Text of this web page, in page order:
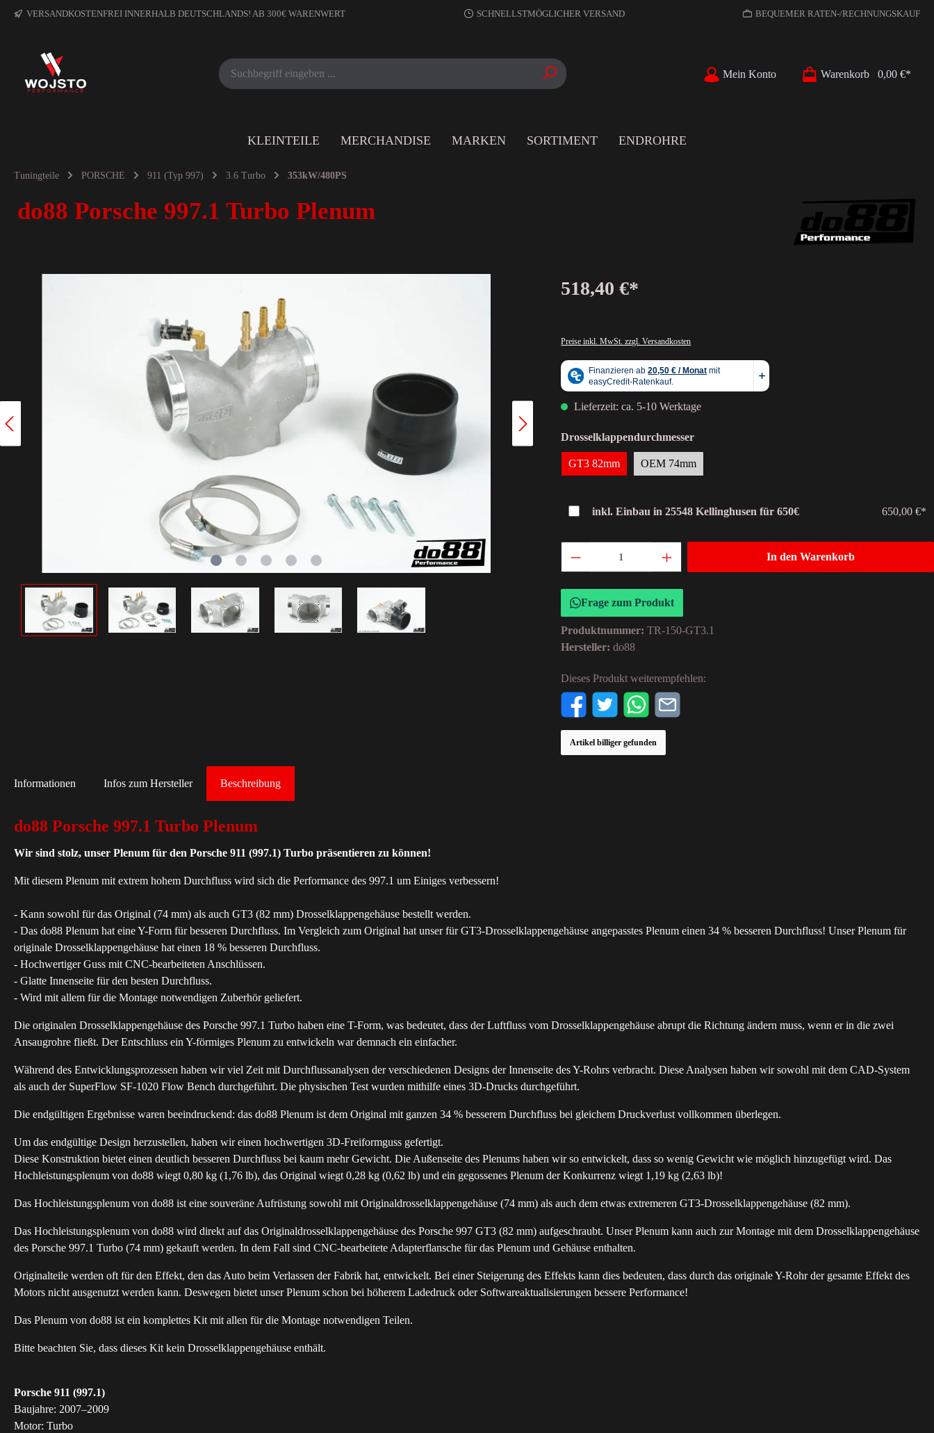
VERSANDKOSTENFREI INNERHALB DEUTSCHLANDS! AB 300€ WARENWERT SCHNELLSTMÖGLICHER VERSAND BEQUEMER RATEN-/RECHNUNGSKAUF
Mein Konto Warenkorb 0,00 €*
KLEINTEILE MERCHANDISE MARKEN SORTIMENT ENDROHRE
Tuningteile PORSCHE 911 (Typ 997) 3.6 Turbo 353kW/480PS
do88 Porsche 997.1 Turbo Plenum
518,40 €*
Preise inkl. MwSt. zzgl. Versandkosten
Lieferzeit: ca. 5-10 Werktage
Drosselklappendurchmesser
GT3 82mm OEM 74mm
inkl. Einbau in 25548 Kellinghusen für 650€ 650,00 €*
In den Warenkorb
Frage zum Produkt
Produktnummer:TR-150-GT3.1
Hersteller:do88
Dieses Produkt weiterempfehlen:
Artikel billiger gefunden
Beschreibung
Informationen Infos zum Hersteller
do88 Porsche 997.1 Turbo Plenum
Wir sind stolz, unser Plenum für den Porsche 911 (997.1) Turbo präsentieren zu können!
Mit diesem Plenum mit extrem hohem Durchfluss wird sich die Performance des 997.1 um Einiges verbessern!
- Kann sowohl für das Original (74 mm) als auch GT3 (82 mm) Drosselklappengehäuse bestellt werden.
- Das do88 Plenum hat eine Y-Form für besseren Durchfluss. Im Vergleich zum Original hat unser für GT3-Drosselklappengehäuse angepasstes Plenum einen 34 % besseren Durchfluss! Unser Plenum für
originale Drosselklappengehäuse hat einen 18 % besseren Durchfluss.
- Hochwertiger Guss mit CNC-bearbeiteten Anschlüssen.
- Glatte Innenseite für den besten Durchfluss.
- Wird mit allem für die Montage notwendigen Zuberhör geliefert.
Die originalen Drosselklappengehäuse des Porsche 997.1 Turbo haben eine T-Form, was bedeutet, dass der Luftfluss vom Drosselklappengehäuse abrupt die Richtung ändern muss, wenn er in die zwei
Ansaugrohre fließt. Der Entschluss ein Y-förmiges Plenum zu entwickeln war demnach ein einfacher.
Während des Entwicklungsprozessen haben wir viel Zeit mit Durchflussanalysen der verschiedenen Designs der Innenseite des Y-Rohrs verbracht. Diese Analysen haben wir sowohl mit dem CAD-System
als auch der SuperFlow SF-1020 Flow Bench durchgeführt. Die physischen Test wurden mithilfe eines 3D-Drucks durchgeführt.
Die endgültigen Ergebnisse waren beeindruckend: das do88 Plenum ist dem Original mit ganzen 34 % besserem Durchfluss bei gleichem Druckverlust vollkommen überlegen.
Um das endgültige Design herzustellen, haben wir einen hochwertigen 3D-Freiformguss gefertigt.
Diese Konstruktion bietet einen deutlich besseren Durchfluss bei kaum mehr Gewicht. Die Außenseite des Plenums haben wir so entwickelt, dass so wenig Gewicht wie möglich hinzugefügt wird. Das
Hochleistungsplenum von do88 wiegt 0,80 kg (1,76 lb), das Original wiegt 0,28 kg (0,62 lb) und ein gegossenes Plenum der Konkurrenz wiegt 1,19 kg (2,63 lb)!
Das Hochleistungsplenum von do88 ist eine souveräne Aufrüstung sowohl mit Originaldrosselklappengehäuse (74 mm) als auch dem etwas extremeren GT3-Drosselklappengehäuse (82 mm).
Das Hochleistungsplenum von do88 wird direkt auf das Originaldrosselklappengehäuse des Porsche 997 GT3 (82 mm) aufgeschraubt. Unser Plenum kann auch zur Montage mit dem Drosselklappengehäuse
des Porsche 997.1 Turbo (74 mm) gekauft werden. In dem Fall sind CNC-bearbeitete Adapterflansche für das Plenum und Gehäuse enthalten.
Originalteile werden oft für den Effekt, den das Auto beim Verlassen der Fabrik hat, entwickelt. Bei einer Steigerung des Effekts kann dies bedeuten, dass durch das originale Y-Rohr der gesamte Effekt des
Motors nicht ausgenutzt werden kann. Deswegen bietet unser Plenum schon bei höherem Ladedruck oder Softwareaktualisierungen bessere Performance!
Das Plenum von do88 ist ein komplettes Kit mit allen für die Montage notwendigen Teilen.
Bitte beachten Sie, dass dieses Kit kein Drosselklappengehäuse enthält.
Porsche 911 (997.1)
Baujahre: 2007–2009
Motor: Turbo